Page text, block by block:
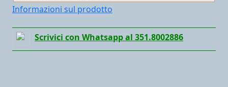
Informazioni sul prodotto
Scrivici con Whatsapp al 351.8002886